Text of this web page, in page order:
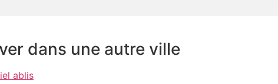
dans une autre ville
ablis